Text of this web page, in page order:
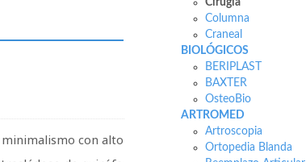
con alto rendimiento y
Cirugía
Columna
Craneal
BIOLÓGICOS
BERIPLAST
BAXTER
OsteoBio
ARTROMED
Artroscopia
Ortopedia Blanda